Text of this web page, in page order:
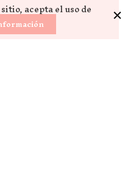
acepta el uso de